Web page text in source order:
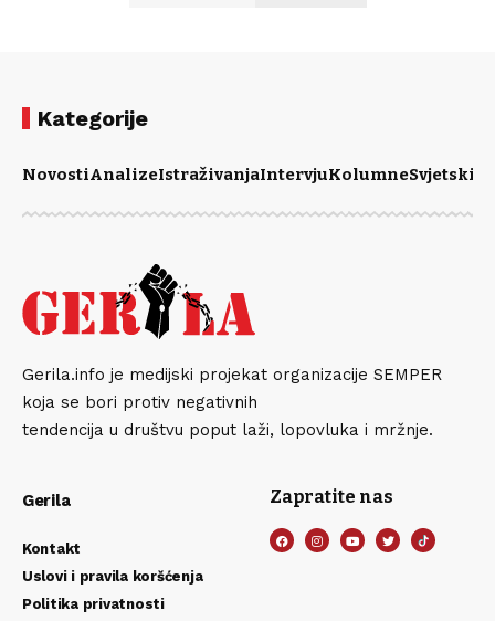
Kategorije
NovostiAnalizeIstraživanjaIntervjuKolumneSvjetski
Gerila.info je medijski projekat organizacije SEMPER
koja se bori protiv negativnih
tendencija u društvu poput laži, lopovluka i mržnje.
Gerila
Kontakt
Uslovi i pravila koršćenja
Politika privatnosti
Zapratite nas